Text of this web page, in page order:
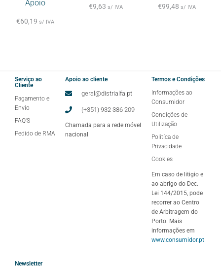
Apoio
€60,19 s/ IVA
€9,63 s/ IVA €99,48 s/ IVA
Serviço ao
Cliente
Pagamento e
Envio
FAQ'S
Pedido de RMA
Apoio ao cliente
geral@distrialfa.pt
(+351) 932 386 209
Chamada para a rede móvel
nacional
Termos e Condições
Informações ao
Consumidor
Condições de
Utilização
Politíca de
Privacidade
Cookies
Em caso de litigio e
ao abrigo do Dec.
Lei 144/2015, pode
recorrer ao Centro
de Arbitragem do
Porto. Mais
informações em
www.consumidor.pt
Newsletter